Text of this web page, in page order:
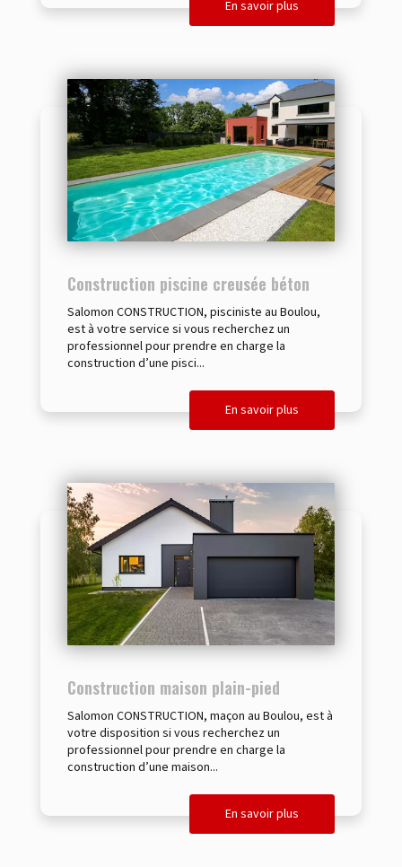
En savoir plus
Construction piscine creusée béton
Salomon CONSTRUCTION, pisciniste au Boulou,
est à votre service si vous recherchez un
professionnel pour prendre en charge la
construction d’une pisci...
En savoir plus
Construction maison plain-pied
Salomon CONSTRUCTION, maçon au Boulou, est à
votre disposition si vous recherchez un
professionnel pour prendre en charge la
construction d’une maison...
En savoir plus